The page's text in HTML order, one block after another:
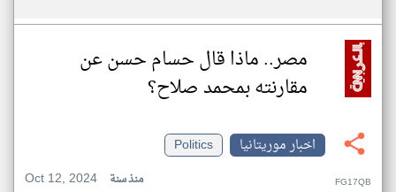
مصر.. ماذا قال حسام حسن عن
مقارنته بمحمد صلاح؟
اخبار موريتانيا
Politics
Oct 12, 2024
منذ سنة FG17QB